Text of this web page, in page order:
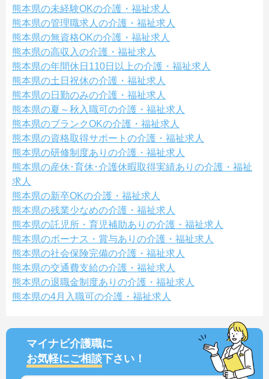
熊本県の未経験OKの介護・福祉求人
熊本県の管理職求人の介護・福祉求人
熊本県の無資格OKの介護・福祉求人
熊本県の高収入の介護・福祉求人
熊本県の年間休日110日以上の介護・福祉求人
熊本県の土日祝休の介護・福祉求人
熊本県の日勤のみの介護・福祉求人
熊本県の夏～秋入職可の介護・福祉求人
熊本県のブランクOKの介護・福祉求人
熊本県の資格取得サポートの介護・福祉求人
熊本県の研修制度ありの介護・福祉求人
熊本県の産休･育休･介護休暇取得実績ありの介護・福祉
求人
熊本県の新卒OKの介護・福祉求人
熊本県の残業少なめの介護・福祉求人
熊本県の託児所・育児補助ありの介護・福祉求人
熊本県のボーナス・賞与ありの介護・福祉求人
熊本県の社会保険完備の介護・福祉求人
熊本県の交通費支給の介護・福祉求人
熊本県の退職金制度ありの介護・福祉求人
熊本県の4月入職可の介護・福祉求人
マイナビ介護職に
お気軽にご相談下さい！